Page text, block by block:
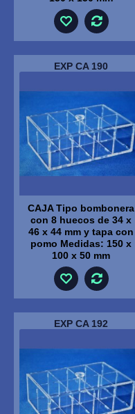
EXP CA 190
CAJA Tipo bombonera
con 8 huecos de 34 x
46 x 44 mm y tapa con
pomo Medidas: 150 x
100 x 50 mm
EXP CA 192